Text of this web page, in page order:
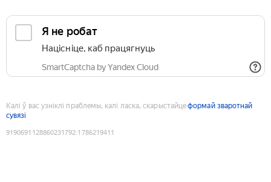
Я не робат
Націсніце, каб працягнуць
SmartCaptcha by Yandex Cloud
Калі ў вас узніклі праблемы, калі ласка, скарыстайцеформай зваротнай
сувязі
9190691128860231792:1786219411